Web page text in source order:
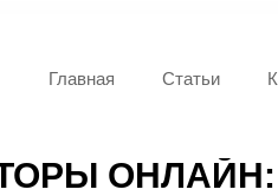
Главная Статьи